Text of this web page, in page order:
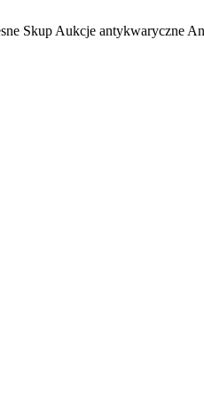
Skup Aukcje antykwaryczne